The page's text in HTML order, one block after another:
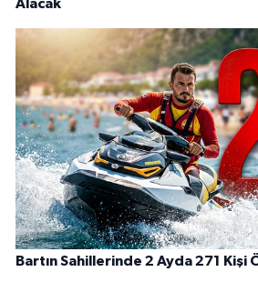
Alacak
Bartın Sahillerinde 2 Ayda 271 Kişi